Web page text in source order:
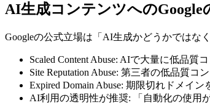
AI生成コンテンツへのGoogle
Googleの公式立場は「AI生成かどうかではな
Scaled Content Abuse: AIで大量に低品質
Site Reputation Abuse: 第三者の低品質コ
Expired Domain Abuse: 期限切れドメイ
AI利用の透明性が推奨: 「自動化の使用